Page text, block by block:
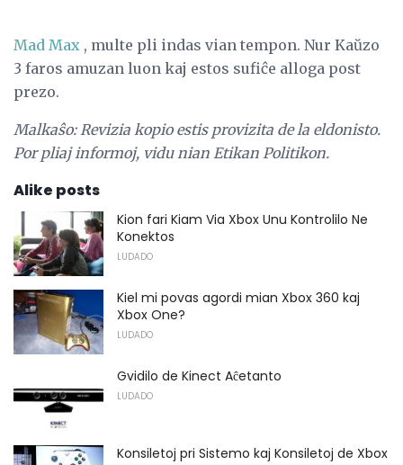
Mad Max , multe pli indas vian tempon. Nur Kaŭzo
3 faros amuzan luon kaj estos sufiĉe alloga post
prezo.
Malkaŝo: Revizia kopio estis provizita de la eldonisto.
Por pliaj informoj, vidu nian Etikan Politikon.
Alike posts
Kion fari Kiam Via Xbox Unu Kontrolilo Ne
Konektos
LUDADO
Kiel mi povas agordi mian Xbox 360 kaj
Xbox One?
LUDADO
Gvidilo de Kinect Aĉetanto
LUDADO
Konsiletoj pri Sistemo kaj Konsiletoj de Xbox